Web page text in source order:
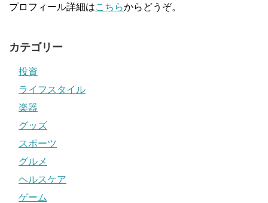
プロフィール詳細はこちらからどうぞ。
カテゴリー
投資
ライフスタイル
楽器
グッズ
スポーツ
グルメ
ヘルスケア
ゲーム